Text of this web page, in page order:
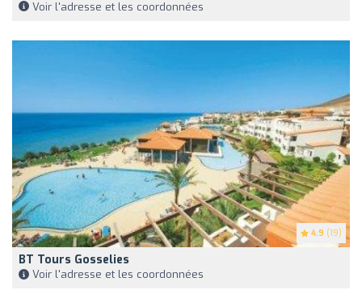
Voir l'adresse et les coordonnées
4.9 (19)
BT Tours Gosselies
Voir l'adresse et les coordonnées